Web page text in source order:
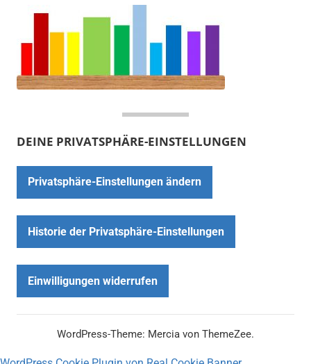
DEINE PRIVATSPHÄRE-EINSTELLUNGEN
Privatsphäre-Einstellungen ändern
Historie der Privatsphäre-Einstellungen
Einwilligungen widerrufen
WordPress-Theme: Mercia von ThemeZee.